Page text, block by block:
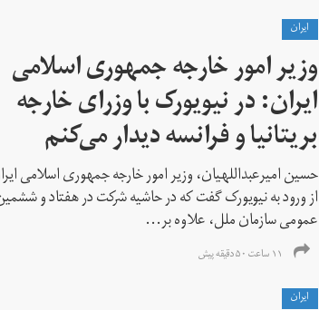
ايران
وزیر امور خارجه جمهوری اسلامی
ایران: در نیویورک با وزرای خارجه
بریتانیا و فرانسه دیدار می‌کنم
حسین امیرعبداللهیان، وزیر امور خارجه جمهوری اسلامی
از ورود به نیویورک گفت که در حاشیه شرکت در هفتاد و
عمومی سازمان ملل، علاوه بر...
۱۱ ساعت ۵۰ دقیقه پیش
ايران